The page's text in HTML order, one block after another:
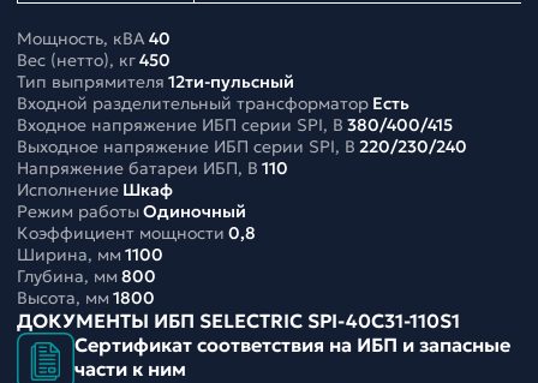
Мощность, кВА40
Вес (нетто), кг450
Тип выпрямителя 12ти-пульсный
Входной разделительный трансформатор Есть
Входное напряжение ИБП серии SPI, В 380/400/415
Выходное напряжение ИБП серии SPI, В 220/230/240
Напряжение батареи ИБП, В 110
Исполнение Шкаф
Режим работыОдиночный
Коэффициент мощности 0,8
Ширина, мм 1100
Глубина, мм 800
Высота, мм 1800
ДОКУМЕНТЫ ИБП SELECTRIC SPI-40C31-110S1
Сертификат соответствия на ИБП и запасные
части к ним